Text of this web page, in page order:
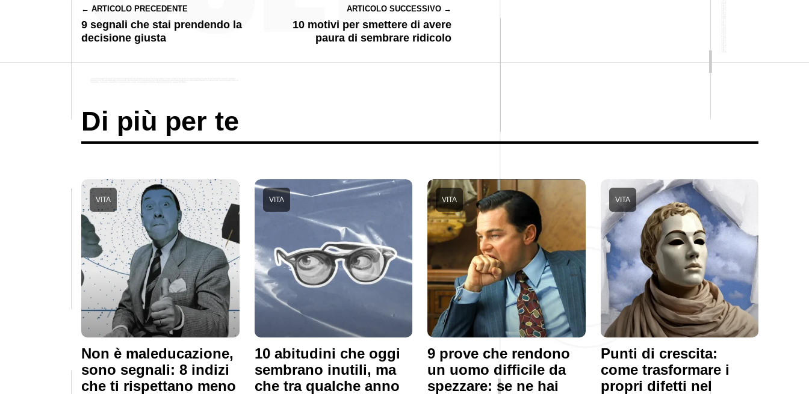
← ARTICOLO PRECEDENTE
9 segnali che stai prendendo la
decisione giusta
ARTICOLO SUCCESSIVO →
10 motivi per smettere di avere
paura di sembrare ridicolo
Di più per te
Non è maleducazione,
sono segnali: 8 indizi
che ti rispettano meno
VITA
10 abitudini che oggi
sembrano inutili, ma
che tra qualche anno
VITA
9 prove che rendono
un uomo difficile da
spezzare: se ne hai
VITA
Punti di crescita:
come trasformare i
propri difetti nel
VITA